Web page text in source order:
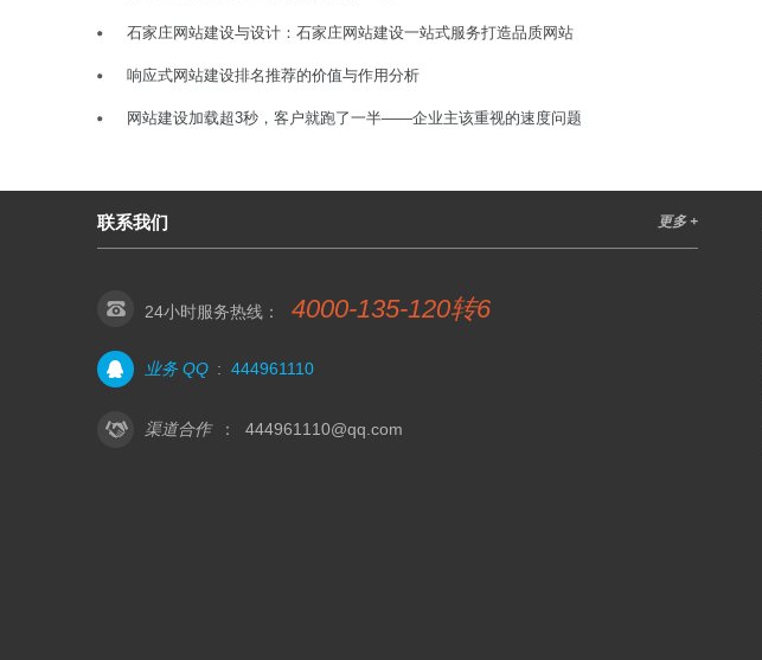
石家庄网站建设与设计：石家庄网站建设一站式服务打造品质网站
响应式网站建设排名推荐的价值与作用分析
网站建设加载超3秒，客户就跑了一半——企业主该重视的速度问题
更多 +
联系我们
24小时服务热线： 4000-135-120转6
业务 QQ : 444961110
渠道合作 ： 444961110@qq.com